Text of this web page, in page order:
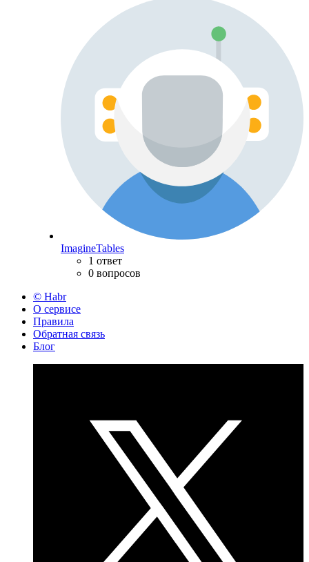
ImagineTables
1 ответ
0 вопросов
© Habr
О сервисе
Правила
Обратная связь
Блог